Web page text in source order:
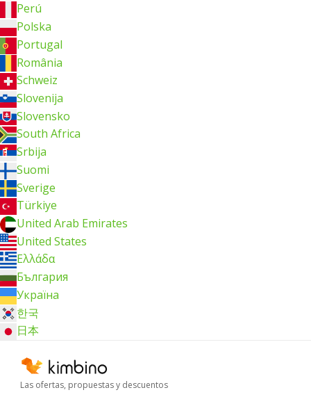
Perú
Polska
Portugal
România
Schweiz
Slovenija
Slovensko
South Africa
Srbija
Suomi
Sverige
Türkiye
United Arab Emirates
United States
Ελλάδα
България
Україна
한국
日本
Las ofertas, propuestas y descuentos